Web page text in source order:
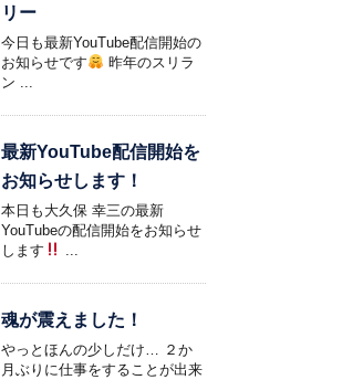
リー
今日も最新YouTube配信開始の
お知らせです
昨年のスリラ
ン ...
最新YouTube配信開始を
お知らせします！
本日も大久保 幸三の最新
YouTubeの配信開始をお知らせ
します
...
魂が震えました！
やっとほんの少しだけ… ２か
月ぶりに仕事をすることが出来